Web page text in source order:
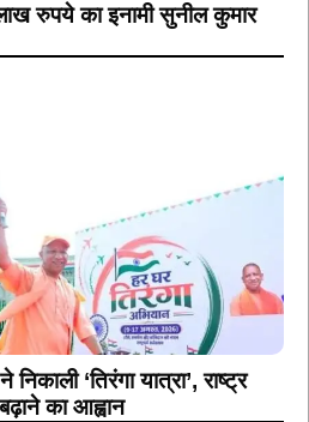
रुपये का इनामी सुनील कुमार
‘तिरंगा यात्रा’, राष्ट्र
का आह्वान